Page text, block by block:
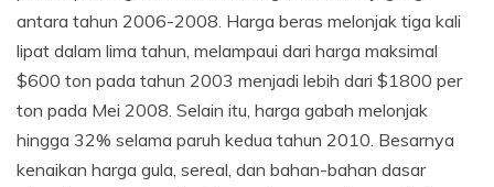
antara tahun 2006-2008. Harga beras melonjak tiga kali
lipat dalam lima tahun, melampaui dari harga maksimal
$600 ton pada tahun 2003 menjadi lebih dari $1800 per
ton pada Mei 2008. Selain itu, harga gabah melonjak
hingga 32% selama paruh kedua tahun 2010. Besarnya
kenaikan harga gula, sereal, dan bahan-bahan dasar